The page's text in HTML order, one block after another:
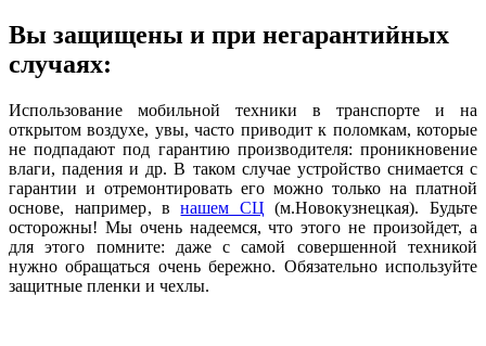
Вы защищены и при негарантийных
случаях:
Использование мобильной техники в транспорте и на
открытом воздухе, увы, часто приводит к поломкам, которые
не подпадают под гарантию производителя: проникновение
влаги, падения и др. В таком случае устройство снимается с
гарантии и отремонтировать его можно только на платной
основе, например, внашем СЦ (м.Новокузнецкая). Будьте
осторожны! Мы очень надеемся, что этого не произойдет, а
для этого помните: даже с самой совершенной техникой
нужно обращаться очень бережно. Обязательно используйте
защитные пленки и чехлы.